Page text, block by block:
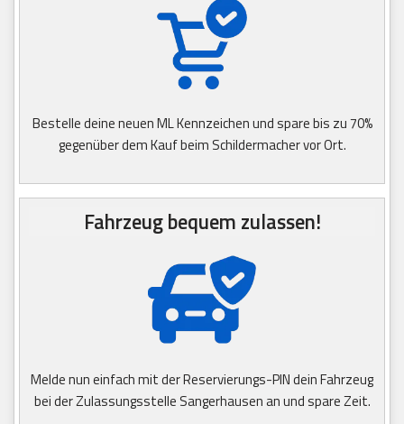
Bestelle deine neuen ML Kennzeichen und spare bis zu 70%
gegenüber dem Kauf beim Schildermacher vor Ort.
Fahrzeug bequem zulassen!
Melde nun einfach mit der Reservierungs-PIN dein Fahrzeug
bei der Zulassungsstelle Sangerhausen an und spare Zeit.